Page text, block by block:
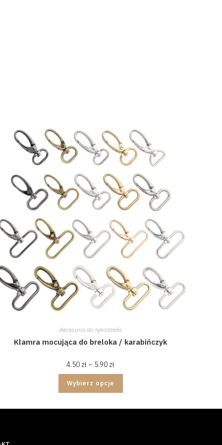
Akcesoria do rękodzieła
Klamra mocująca do breloka / karabińczyk
4.50 zł – 5.90 zł
Wybierz opcje